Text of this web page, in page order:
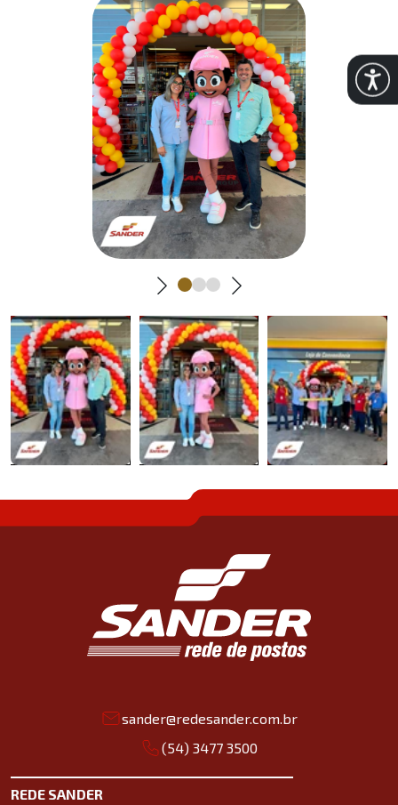
Abrir
sander@redesander.com.br
(54) 3477 3500
REDE SANDER